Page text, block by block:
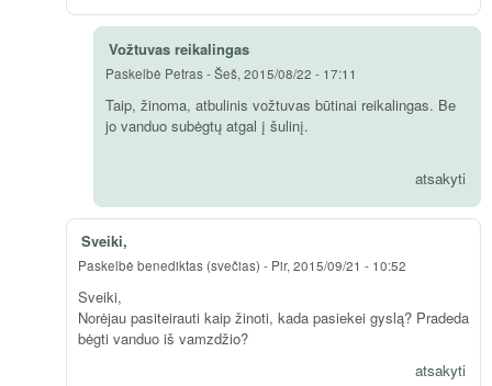
Vožtuvas reikalingas
Paskelbė Petras-Šeš, 2015/08/22 - 17:11
Taip, žinoma, atbulinis vožtuvas būtinai reikalingas. Be
jo vanduo subėgtų atgal į šulinį.
atsakyti
Sveiki,
Paskelbė benediktas (svečias) - Pir, 2015/09/21 - 10:52
Sveiki,
Norėjau pasiteirauti kaip žinoti, kada pasiekei gyslą? Pradeda
bėgti vanduo iš vamzdžio?
atsakyti